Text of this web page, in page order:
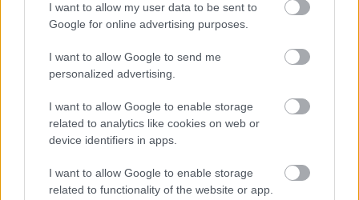
I want to allow my user data to be sent to
Google for online advertising purposes.
I want to allow Google to send me
personalized advertising.
I want to allow Google to enable storage
related to analytics like cookies on web or
device identifiers in apps.
I want to allow Google to enable storage
related to functionality of the website or app.
Nincs itt semmi látnivaló?
Ha valakiket – történetesen állami vezetőket és az
ország adóhivatalát – korrupciós vádakkal illetnek,
akkor járnak el helyesen, ha minden segítséget
megadnak az ügy felderítéséhez, amely tisztázni
tökéletes…